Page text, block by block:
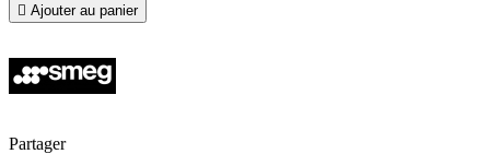
 Ajouter au panier
Partager